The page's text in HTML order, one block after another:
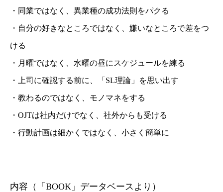
・同業ではなく、異業種の成功法則をパクる
・自分の好きなところではなく、嫌いなところで差をつ
ける
・月曜ではなく、水曜の昼にスケジュールを練る
・上司に確認する前に、「SL理論」を思い出す
・教わるのではなく、モノマネをする
・OJTは社内だけでなく、社外からも受ける
・行動計画は細かくではなく、小さく簡単に
内容（「BOOK」データベースより）